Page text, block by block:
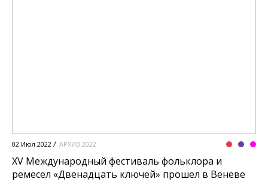
02 Июл 2022 АРХИВ 2022
XV Международный фестиваль фольклора и
ремесел «Двенадцать ключей» прошел в Веневе